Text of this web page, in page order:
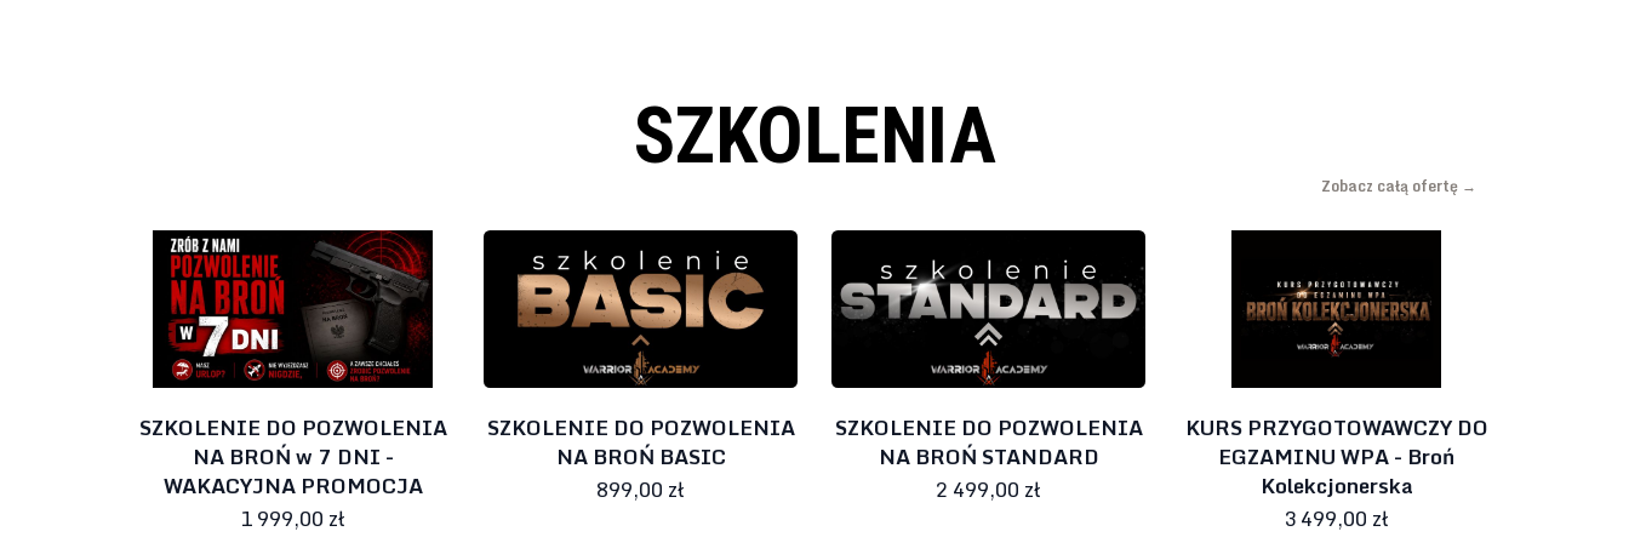
SZKOLENIA
Zobacz całą ofertę →
SZKOLENIE DO POZWOLENIA
NA BROŃ w 7 DNI -
WAKACYJNA PROMOCJA
1 999,00 zł
SZKOLENIE DO POZWOLENIA
NA BROŃ BASIC
899,00 zł
SZKOLENIE DO POZWOLENIA
NA BROŃ STANDARD
2 499,00 zł
KURS PRZYGOTOWAWCZY DO
EGZAMINU WPA - Broń
Kolekcjonerska
3 499,00 zł